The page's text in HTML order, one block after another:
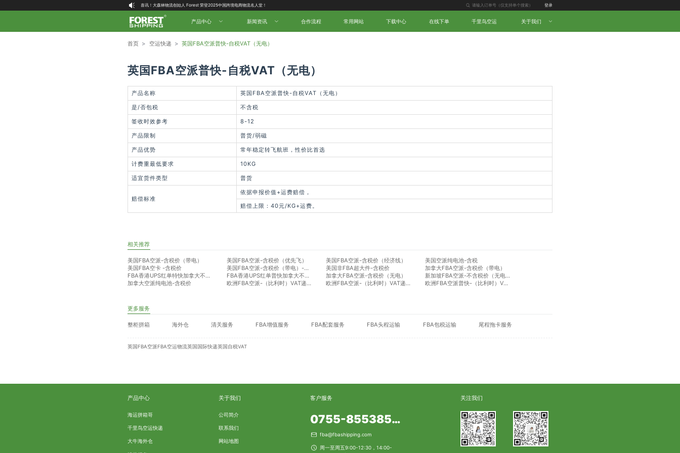
喜讯！大森林物流创始人 Forest 荣登2025中国跨境电商物流名人堂！
大森林全球物流国内（自营仓）收货地址
大森林16周年庆福利就位，超多好礼等你拿！
登录
产品中心 新闻资讯 合作流程 常用网站 下载中心 在线下单 千里鸟空运 关于我们
首页 > 空运快递 > 英国FBA空派普快-自税VAT（无电）
英国FBA空派普快-自税VAT（无电）
产品名称
英国FBA空派普快-自税VAT（无电）
是/否包税
不含税
签收时效参考
8-12
产品限制
普货/弱磁
产品优势
常年稳定转飞航班，性价比首选
计费重最低要求
10KG
适宜货件类型
普货
赔偿标准
依据申报价值+运费赔偿，
赔偿上限：40元/KG+运费。
相关推荐
美国FBA空派-含税价（带电） 美国FBA空派-含税价（优先飞） 美国FBA空派-含税价（经济线）
美国空派纯电池-含税
美国FBA空卡 -含税价
美国FBA空派-含税价（带电）-香港飞 美国非FBA超大件-含税价
加拿大FBA空派-含税价（带电）
FBA香港UPS红单特快加拿大不含税
FBA香港UPS红单普快加拿大不含税 加拿大FBA空派-含税价（无电）
新加坡FBA空派-不含税价（无电&带电）
加拿大空派纯电池-含税价
欧洲FBA空派-（比利时）VAT递延（香港飞） 欧洲FBA空派-（比利时）VAT递延（带电） 欧洲FBA空派普快-（比利时）VAT递延（无电）
更多服务
整柜拼箱 海外仓 清关服务 FBA增值服务 FBA配套服务 FBA头程运输 FBA包税运输 尾程拖卡服务
英国FBA空派FBA空运物流英国国际快递英国自税VAT
产品中心
海运拼箱哥
千里鸟空运快递
大牛海外仓
关于我们
公司简介
联系我们
网站地图
客户服务
0755-85538553
fba@fbashipping.com
周一至周五9:00-12:30，14:00-
关注我们